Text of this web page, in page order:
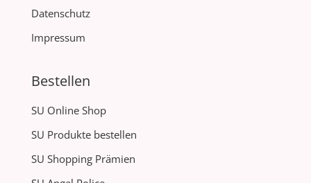
Datenschutz
Impressum
Bestellen
SU Online Shop
SU Produkte bestellen
SU Shopping Prämien